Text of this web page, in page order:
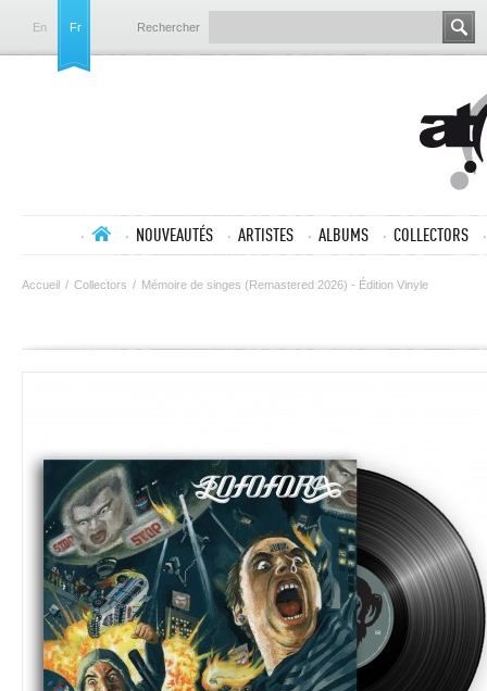
En Fr Rechercher
NOUVEAUTÉS ARTISTES ALBUMS COLLECTORS
Accueil / Collectors / Mémoire de singes (Remastered 2026) - Édition Vinyle